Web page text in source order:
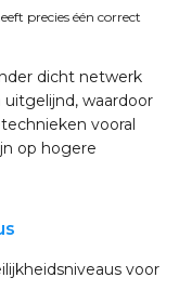
precies één correct
dicht netwerk
waardoor
vooral
op hogere
voor